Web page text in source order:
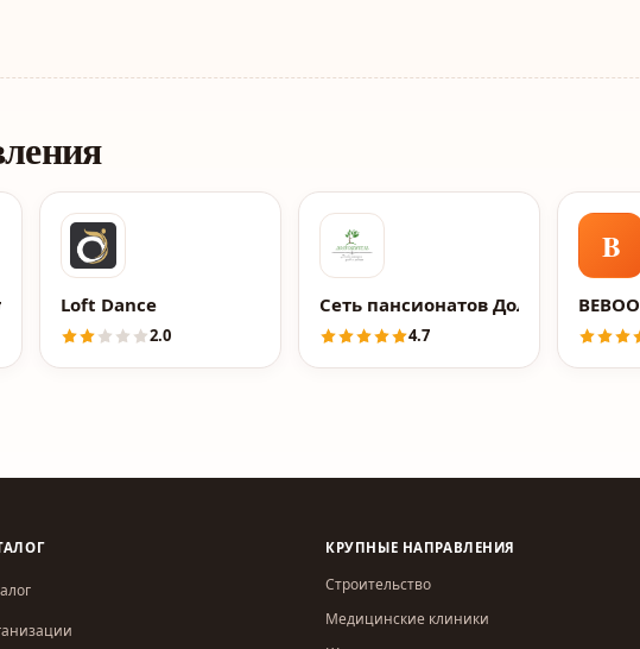
Loft Dance
2.0
Сеть пансионатов Долгожитель
4.7
B
BEBOO
КРУПНЫЕ НАПРАВЛЕНИЯ
Строительство
Медицинские клиники